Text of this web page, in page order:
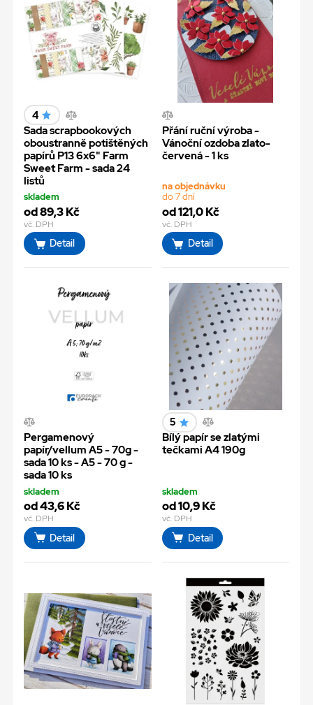
4
Sada scrapbookových
oboustranně potištěných
papírů P13 6x6" Farm
Sweet Farm - sada 24
listů
skladem
od 89,3 Kč
vč. DPH
Detail
Přání ruční výroba -
Vánoční ozdoba zlato-
červená - 1 ks
na objednávku
do 7 dní
od 121,0 Kč
vč. DPH
Detail
Pergamenový
papír/vellum A5 - 70g -
sada 10 ks - A5 - 70 g -
sada 10 ks
skladem
od 43,6 Kč
vč. DPH
Detail
5
Bílý papír se zlatými
tečkami A4 190g
skladem
od 10,9 Kč
vč. DPH
Detail